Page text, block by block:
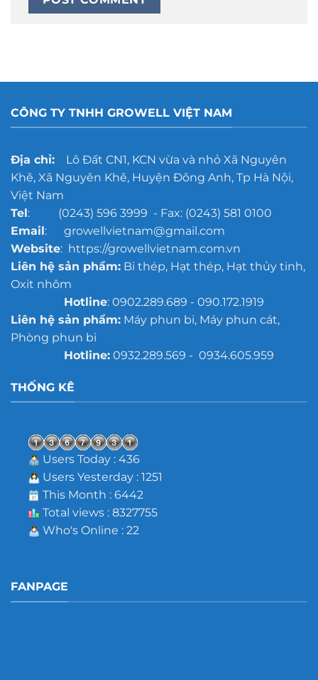
CÔNG TY TNHH GROWELL VIỆT NAM
Địa chỉ:Lô Đất CN1, KCN vừa và nhỏ Xã Nguyên
Khê, Xã Nguyên Khê, Huyện Đông Anh, Tp Hà Nội,
Việt Nam
Tel: (0243) 596 3999 - Fax: (0243) 581 0100
Email: growellvietnam@gmail.com
Website: https://growellvietnam.com.vn
Liên hệ sản phẩm:Bi thép, Hạt thép, Hạt thủy tinh,
Oxit nhôm
Hotline: 0902.289.689 - 090.172.1919
Liên hệ sản phẩm:Máy phun bi, Máy phun cát,
Phòng phun bi
Hotline:0932.289.569 - 0934.605.959
THỐNG KÊ
Users Today : 436
Users Yesterday : 1251
This Month : 6442
Total views : 8327755
Who's Online : 22
FANPAGE